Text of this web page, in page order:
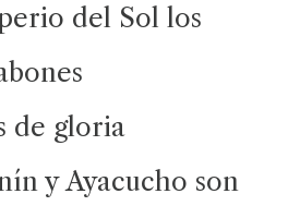
del Sol los
de gloria
y Ayacucho son